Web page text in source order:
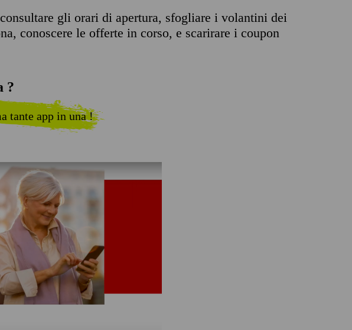
gli orari di apertura, sfogliare i volantini dei
conoscere le offerte in corso, e scarirare i coupon
?
tante app in una !